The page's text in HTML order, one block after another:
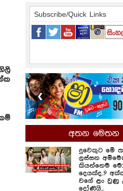
Subscribe/Quick Links
❮
අතන මෙතන
දුවෙකුට මේ
ලස්සන
කියන්නෙම
දෙයක්ද..?
වගේ ළං වුණු
දෝණියි...